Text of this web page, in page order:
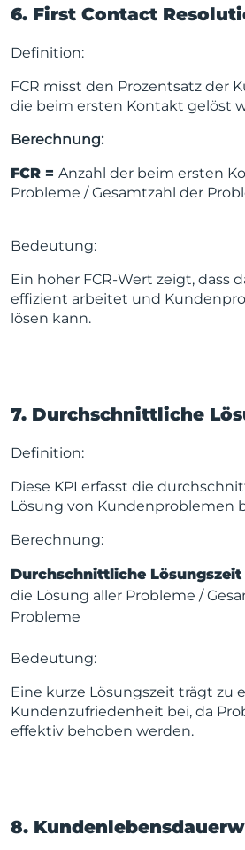
6. First Contact
Definition:
FCR misst den Prozentsatz der
die beim ersten Kontakt gelöst
Berechnung:
FCR = Anzahl der beim ersten
Probleme / Gesamtzahl der
Bedeutung:
Ein hoher FCR-Wert zeigt, dass
effizient arbeitet und
lösen kann.
7. Durchschnittliche
Definition:
Diese KPI erfasst die
Lösung von Kundenproblemen
Berechnung:
Durchschnittliche Lösungszeit
die Lösung aller Probleme /
Probleme
Bedeutung:
Eine kurze Lösungszeit trägt zu
Kundenzufriedenheit bei, da
effektiv behoben werden.
8.